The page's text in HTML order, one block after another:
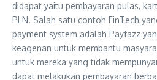
didapat yaitu pembayaran pulas,
PLN. Salah satu contoh FinTech
payment system adalah Payfazz
keagenan untuk membantu
untuk mereka yang tidak
dapat melakukan pembayaran